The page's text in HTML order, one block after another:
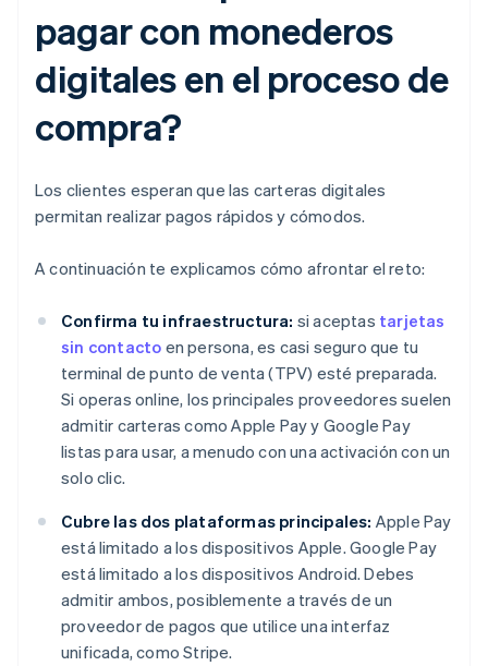
pagar con monederos
digitales en el proceso de
compra?
Los clientes esperan que las carteras digitales
permitan realizar pagos rápidos y cómodos.
A continuación te explicamos cómo afrontar el reto:
Confirma tu infraestructura: si aceptas tarjetas
sin contacto en persona, es casi seguro que tu
terminal de punto de venta (TPV) esté preparada.
Si operas online, los principales proveedores suelen
admitir carteras como Apple Pay y Google Pay
listas para usar, a menudo con una activación con un
solo clic.
Cubre las dos plataformas principales: Apple Pay
está limitado a los dispositivos Apple. Google Pay
está limitado a los dispositivos Android. Debes
admitir ambos, posiblemente a través de un
proveedor de pagos que utilice una interfaz
unificada, como Stripe.